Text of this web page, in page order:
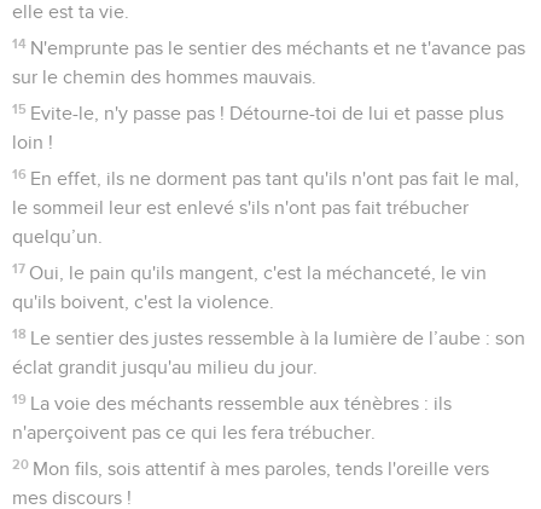
elle est ta vie.
14 N'emprunte pas le sentier des méchants et ne t'avance pas
sur le chemin des hommes mauvais.
15 Evite-le, n'y passe pas ! Détourne-toi de lui et passe plus
loin !
16 En effet, ils ne dorment pas tant qu'ils n'ont pas fait le mal,
le sommeil leur est enlevé s'ils n'ont pas fait trébucher
quelqu’un.
17 Oui, le pain qu'ils mangent, c'est la méchanceté, le vin
qu'ils boivent, c'est la violence.
18 Le sentier des justes ressemble à la lumière de l’aube : son
éclat grandit jusqu'au milieu du jour.
19 La voie des méchants ressemble aux ténèbres : ils
n'aperçoivent pas ce qui les fera trébucher.
20 Mon fils, sois attentif à mes paroles, tends l'oreille vers
mes discours !